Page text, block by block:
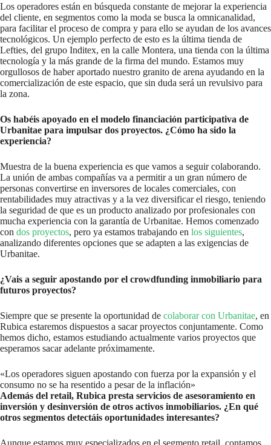
Los operadores están en búsqueda constante de mejorar la experiencia
del cliente, en segmentos como la moda se busca la omnicanalidad,
para facilitar el proceso de compra y para ello se ayudan de los avances
tecnológicos. Un ejemplo perfecto de esto es la última tienda de
Lefties, del grupo Inditex, en la calle Montera, una tienda con la última
tecnología y la más grande de la firma del mundo. Estamos muy
orgullosos de haber aportado nuestro granito de arena ayudando en la
comercialización de este espacio, que sin duda será un revulsivo para
la zona.
Os habéis apoyado en el modelo financiación participativa de
Urbanitae para impulsar dos proyectos. ¿Cómo ha sido la
experiencia?
Muestra de la buena experiencia es que vamos a seguir colaborando.
La unión de ambas compañías va a permitir a un gran número de
personas convertirse en inversores de locales comerciales, con
rentabilidades muy atractivas y a la vez diversificar el riesgo, teniendo
la seguridad de que es un producto analizado por profesionales con
mucha experiencia con la garantía de Urbanitae. Hemos comenzado
con dos proyectos, pero ya estamos trabajando en los siguientes,
analizando diferentes opciones que se adapten a las exigencias de
Urbanitae.
¿Vais a seguir apostando por el crowdfunding inmobiliario para
futuros proyectos?
Siempre que se presente la oportunidad de colaborar con Urbanitae, en
Rubica estaremos dispuestos a sacar proyectos conjuntamente. Como
hemos dicho, estamos estudiando actualmente varios proyectos que
esperamos sacar adelante próximamente.
«Los operadores siguen apostando con fuerza por la expansión y el
consumo no se ha resentido a pesar de la inflación»
Además del retail, Rubica presta servicios de asesoramiento en
inversión y desinversión de otros activos inmobiliarios. ¿En qué
otros segmentos detectáis oportunidades interesantes?
Aunque estamos muy especializados en el segmento retail, contamos